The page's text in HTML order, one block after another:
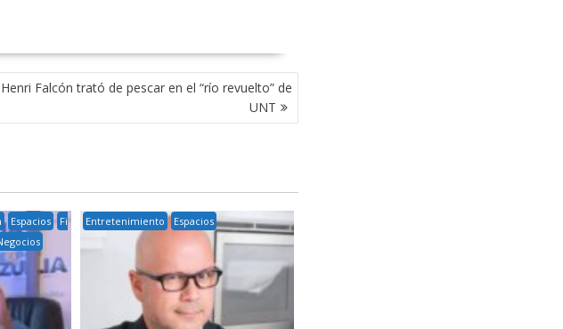
Henri Falcón trató de pescar en el “río revuelto” de
UNT
Espacios
Fi
Entretenimiento Espacios